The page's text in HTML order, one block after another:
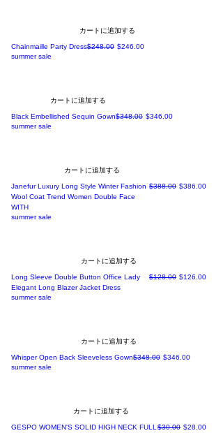
カートに追加する
Chainmaille Party Dress通常価格
$248.00 セール価格
$246.00
summer sale
カートに追加する
Black Embellished Sequin Gown通常価格
$348.00 セール価格
$346.00
summer sale
カートに追加する
Janefur Luxury Long Style Winter Fashion
Wool Coat Trend Women Double Face
WITH
通常価格
$388.00 セール価格
$386.00
summer sale
カートに追加する
Long Sleeve Double Button Office Lady
Elegant Long Blazer Jacket Dress
通常価格
$128.00 セール価格
$126.00
summer sale
カートに追加する
Whisper Open Back Sleeveless Gown通常価格
$348.00 セール価格
$346.00
summer sale
カートに追加する
GESPO WOMEN'S SOLID HIGH NECK FULL通常価格
$30.00 セール価格
$28.00